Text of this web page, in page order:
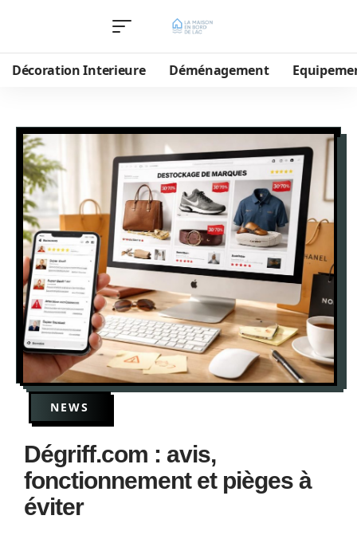
Décoration Interieure Déménagement
NEWS
Dégriff.com : avis,
fonctionnement et pièges à
éviter